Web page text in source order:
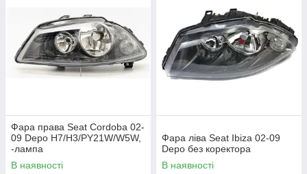
Фара права Seat Cordoba 02-
09 Depo H7/H3/PY21W/W5W,
-лампа
В наявності
Фара ліва Seat Ibiza 02-09
Depo без коректора
В наявності